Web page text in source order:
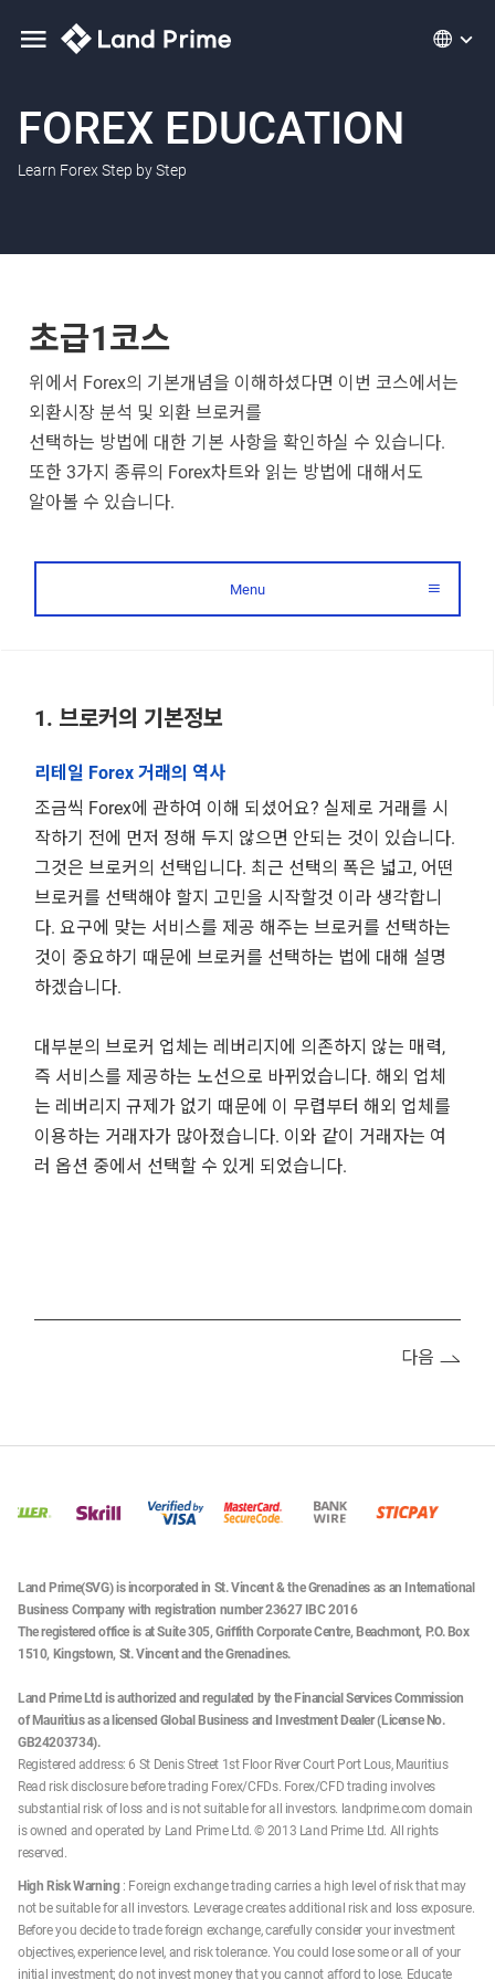
FOREX EDUCATION
Learn Forex Step by Step
초급1코스
위에서 Forex의 기본개념을 이해하셨다면 이번 코스에서는
외환시장 분석 및 외환 브로커를
선택하는 방법에 대한 기본 사항을 확인하실 수 있습니다.
또한 3가지 종류의 Forex차트와 읽는 방법에 대해서도
알아볼 수 있습니다.
Menu
1. 브로커의 기본정보
리테일 Forex 거래의 역사
조금씩 Forex에 관하여 이해 되셨어요? 실제로 거래를 시
작하기 전에 먼저 정해 두지 않으면 안되는 것이 있습니다.
그것은 브로커의 선택입니다. 최근 선택의 폭은 넓고, 어떤
브로커를 선택해야 할지 고민을 시작할것 이라 생각합니
다. 요구에 맞는 서비스를 제공 해주는 브로커를 선택하는
것이 중요하기 때문에 브로커를 선택하는 법에 대해 설명
하겠습니다.
대부분의 브로커 업체는 레버리지에 의존하지 않는 매력,
즉 서비스를 제공하는 노선으로 바뀌었습니다. 해외 업체
는 레버리지 규제가 없기 때문에 이 무렵부터 해외 업체를
이용하는 거래자가 많아졌습니다. 이와 같이 거래자는 여
러 옵션 중에서 선택할 수 있게 되었습니다.
다음
Land Prime(SVG) is incorporated in St. Vincent & the Grenadines as an International
Business Company with registration number 23627 IBC 2016
The registered office is at Suite 305, Griffith Corporate Centre, Beachmont, P.O. Box
1510, Kingstown, St. Vincent and the Grenadines.
Land Prime Ltd is authorized and regulated by the Financial Services Commission
of Mauritius as a licensed Global Business and Investment Dealer (License No.
GB24203734).
Registered address: 6 St Denis Street 1st Floor River Court Port Lous, Mauritius
Read risk disclosure before trading Forex/CFDs. Forex/CFD trading involves
substantial risk of loss and is not suitable for all investors. landprime.com domain
is owned and operated by Land Prime Ltd. © 2013 Land Prime Ltd. All rights
reserved.
High Risk Warning: Foreign exchange trading carries a high level of risk that may
not be suitable for all investors. Leverage creates additional risk and loss exposure.
Before you decide to trade foreign exchange, carefully consider your investment
objectives, experience level, and risk tolerance. You could lose some or all of your
initial investment; do not invest money that you cannot afford to lose. Educate